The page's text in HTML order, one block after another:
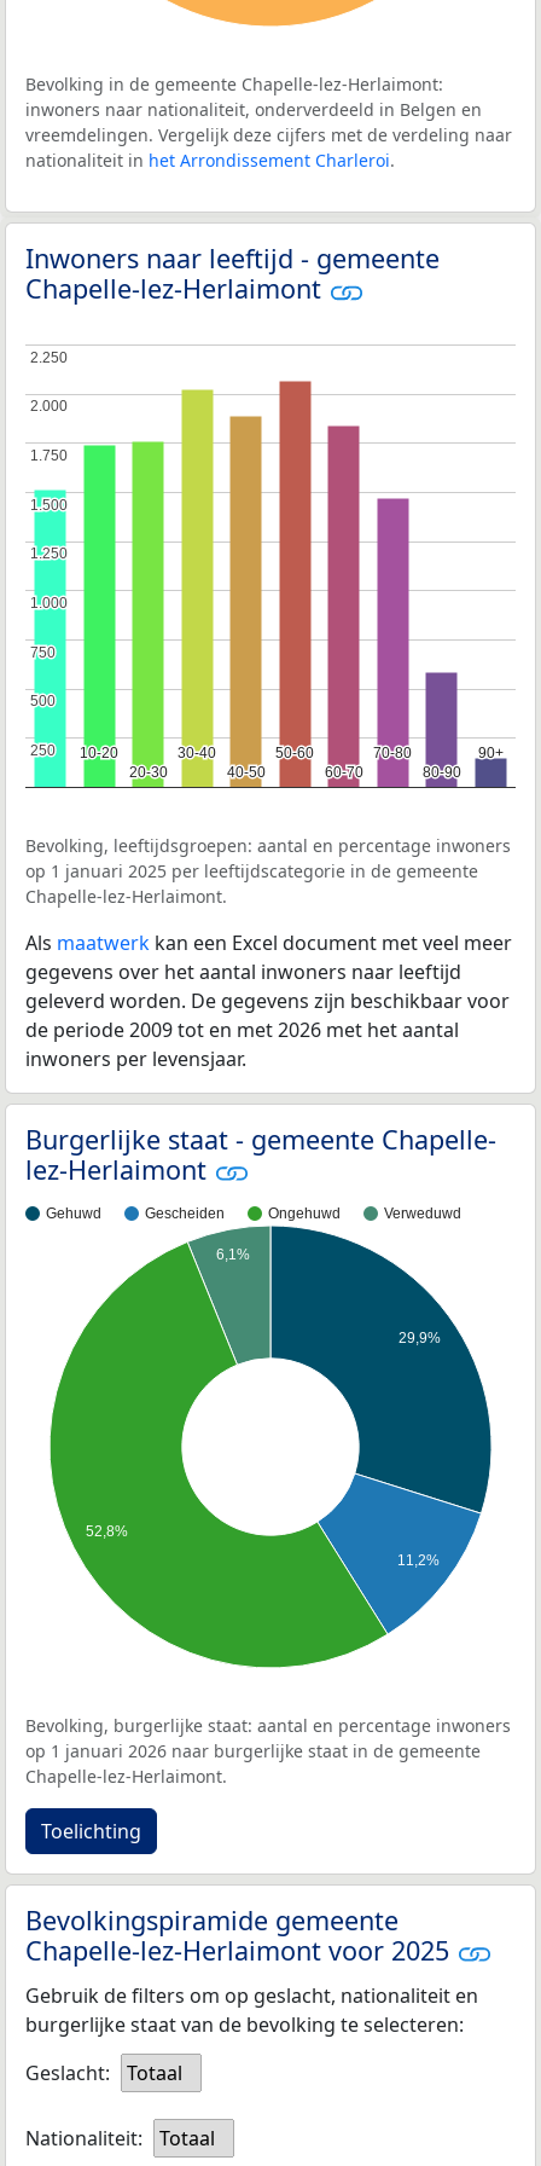
Bevolking in de gemeente Chapelle-lez-Herlaimont:
inwoners naar nationaliteit, onderverdeeld in Belgen en
vreemdelingen. Vergelijk deze cijfers met de verdeling naar
nationaliteit in het Arrondissement Charleroi.
Inwoners naar leeftijd - gemeente
Chapelle-lez-Herlaimont
10-20
10-20
20-30
20-30
30-40
30-40
40-50
40-50
50-60
50-60
60-70
60-70
70-80
70-80
80-90
80-90
90+
90+
250
250
500
500
750
750
1.000
1.000
1.250
1.250
1.500
1.500
1.750
1.750
2.000
2.000
2.250
2.250
Bevolking, leeftijdsgroepen: aantal en percentage inwoners
op 1 januari 2025 per leeftijdscategorie in de gemeente
Chapelle-lez-Herlaimont.
Als maatwerk kan een Excel document met veel meer
gegevens over het aantal inwoners naar leeftijd
geleverd worden. De gegevens zijn beschikbaar voor
de periode 2009 tot en met 2026 met het aantal
inwoners per levensjaar.
Burgerlijke staat - gemeente Chapelle-
lez-Herlaimont
Gehuwd Gescheiden Ongehuwd Verweduwd
29,9%
11,2%
6,1%
52,8%
Bevolking, burgerlijke staat: aantal en percentage inwoners
op 1 januari 2026 naar burgerlijke staat in de gemeente
Chapelle-lez-Herlaimont.
Toelichting
Bevolkingspiramide gemeente
Chapelle-lez-Herlaimont voor 2025
Gebruik de filters om op geslacht, nationaliteit en
burgerlijke staat van de bevolking te selecteren:
Geslacht:
Totaal
Nationaliteit: Totaal